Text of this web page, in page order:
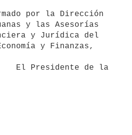
y las Asesorías
y Jurídica del
y Finanzas,